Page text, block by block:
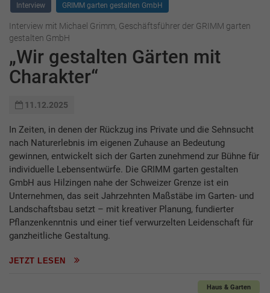
Interview GRIMM garten gestalten GmbH
Interview mit Michael Grimm, Geschäftsführer der GRIMM garten
gestalten GmbH
„Wir gestalten Gärten mit
Charakter“
11.12.2025
In Zeiten, in denen der Rückzug ins Private und die Sehnsucht
nach Naturerlebnis im eigenen Zuhause an Bedeutung
gewinnen, entwickelt sich der Garten zunehmend zur Bühne für
individuelle Lebensentwürfe. Die GRIMM garten gestalten
GmbH aus Hilzingen nahe der Schweizer Grenze ist ein
Unternehmen, das seit Jahrzehnten Maßstäbe im Garten- und
Landschaftsbau setzt – mit kreativer Planung, fundierter
Pflanzenkenntnis und einer tief verwurzelten Leidenschaft für
ganzheitliche Gestaltung.
JETZT LESEN
Haus & Garten